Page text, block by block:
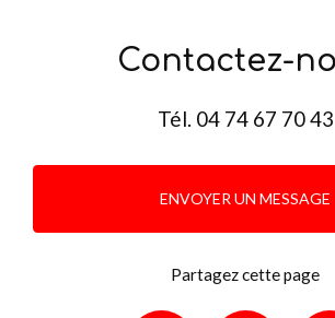
Contactez-
Tél. 04 74 67 70 43
ENVOYER UN MESSAGE
Partagez cette page